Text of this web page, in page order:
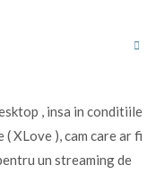
, insa in conditiile
( XLove ), cam care ar fi
un streaming de